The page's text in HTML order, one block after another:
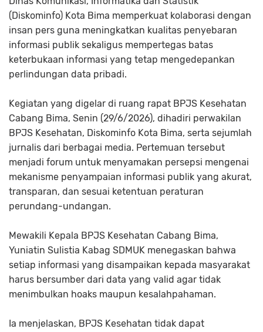
(Diskominfo) Kota Bima memperkuat kolaborasi dengan
insan pers guna meningkatkan kualitas penyebaran
informasi publik sekaligus mempertegas batas
keterbukaan informasi yang tetap mengedepankan
perlindungan data pribadi.
Kegiatan yang digelar di ruang rapat BPJS Kesehatan
Cabang Bima, Senin (29/6/2026), dihadiri perwakilan
BPJS Kesehatan, Diskominfo Kota Bima, serta sejumlah
jurnalis dari berbagai media. Pertemuan tersebut
menjadi forum untuk menyamakan persepsi mengenai
mekanisme penyampaian informasi publik yang akurat,
transparan, dan sesuai ketentuan peraturan
perundang-undangan.
Mewakili Kepala BPJS Kesehatan Cabang Bima,
Yuniatin Sulistia Kabag SDMUK menegaskan bahwa
setiap informasi yang disampaikan kepada masyarakat
harus bersumber dari data yang valid agar tidak
menimbulkan hoaks maupun kesalahpahaman.
Ia menjelaskan, BPJS Kesehatan tidak dapat